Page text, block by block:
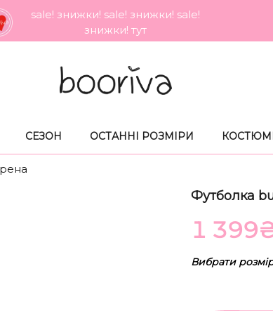
sale! знижки! sale! знижки! sale!
знижки! тут
СЕЗОН ОСТАННI РОЗМIРИ
Футболка
1 399
Вибрати